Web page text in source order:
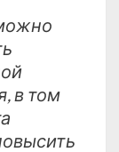
в том